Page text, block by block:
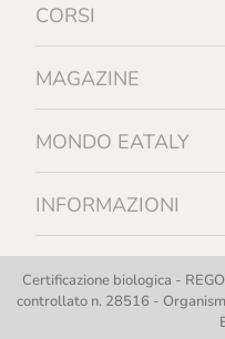
CORSI
MAGAZINE
MONDO EATALY
INFORMAZIONI
Certificazione biologica -
controllato n. 28516 -